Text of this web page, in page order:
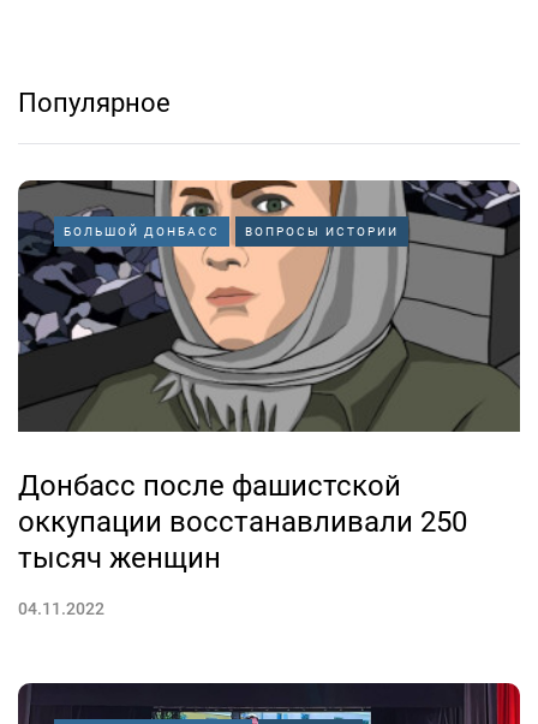
Популярное
БОЛЬШОЙ ДОНБАСС ВОПРОСЫ ИСТОРИИ
Донбасс после фашистской
оккупации восстанавливали 250
тысяч женщин
04.11.2022